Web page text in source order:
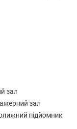
зал
зал
підйомник